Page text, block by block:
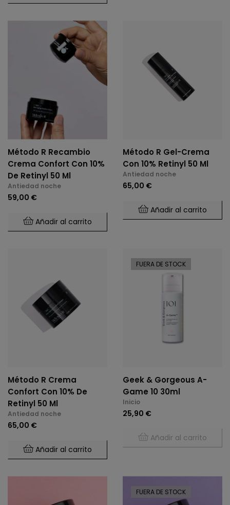
Método R Recambio
Crema Confort Con 10%
De Retinyl 50 Ml
Antiedad noche
59,00 €
Añadir al carrito
Método R Gel-Crema
Con 10% Retinyl 50 Ml
Antiedad noche
65,00 €
Añadir al carrito
Método R Crema
Confort Con 10% De
Retinyl 50 Ml
Antiedad noche
65,00 €
Añadir al carrito
FUERA DE STOCK
Geek & Gorgeous A-
Game 10 30ml
Inicio
25,90 €
Añadir al carrito
FUERA DE STOCK